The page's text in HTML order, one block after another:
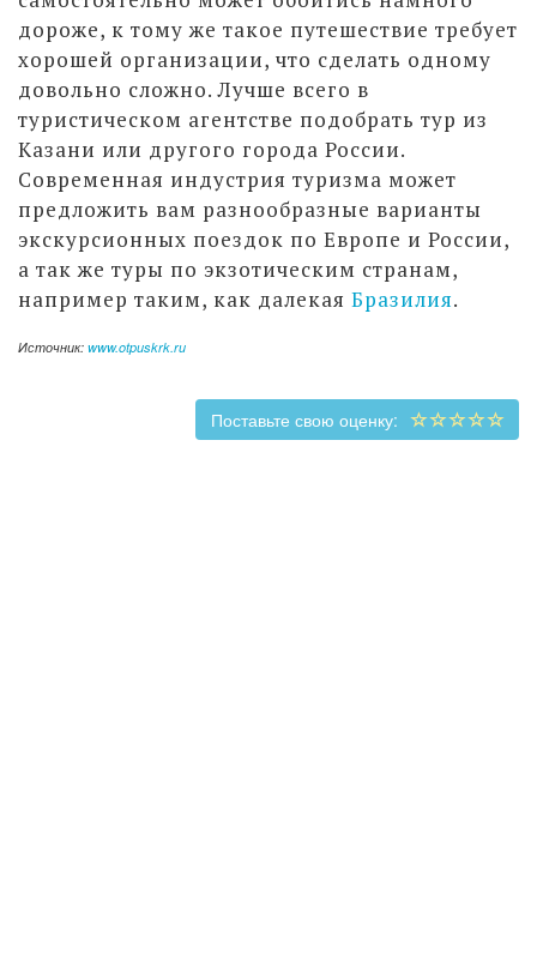
дороже, к тому же такое путешествие требует
хорошей организации, что сделать одному
довольно сложно. Лучше всего в
туристическом агентстве подобрать тур из
Казани или другого города России.
Современная индустрия туризма может
предложить вам разнообразные варианты
экскурсионных поездок по Европе и России,
а так же туры по экзотическим странам,
например таким, как далекая Бразилия.
Источник: www.otpuskrk.ru
Поставьте свою оценку: